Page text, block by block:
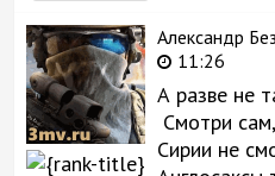
Александр
11:26
А разве не
Смотри
Сирии не